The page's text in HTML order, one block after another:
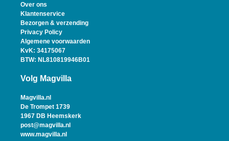
Over ons
Klantenservice
Bezorgen & verzending
Privacy Policy
Algemene voorwaarden
KvK: 34175067
BTW: NL810819946B01
Volg Magvilla
Magvilla.nl
De Trompet 1739
1967 DB Heemskerk
post@magvilla.nl
www.magvilla.nl